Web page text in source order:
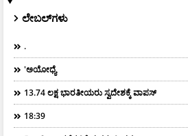
ಲೇಬಲ್‌ಗಳು
.
'ಅಯೋಧ್ಯೆ
13.74 ಲಕ್ಷ ಭಾರತೀಯರು ಸ್ವದೇಶಕ್ಕೆ ವಾಪಸ್
18:39